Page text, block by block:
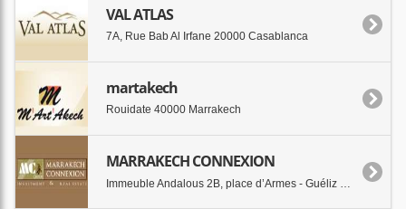
VAL ATLAS
7A, Rue Bab Al Irfane 20000 Casablanca
martakech
Rouidate 40000 Marrakech
MARRAKECH CONNEXION